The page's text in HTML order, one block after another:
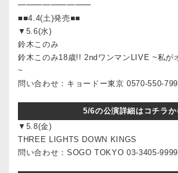
━━━━━━━━━
■■4.4(土)発売■■
▼5.6(水)
鈴木このみ
鈴木このみ18歳!! 2ndワンマンLIVE ~私が
~
問い合わせ：キョードー東京 0570-550-799
5/6の公演詳細はコチラか
▼5.8(金)
THREE LIGHTS DOWN KINGS
問い合わせ：SOGO TOKYO 03-3405-9999